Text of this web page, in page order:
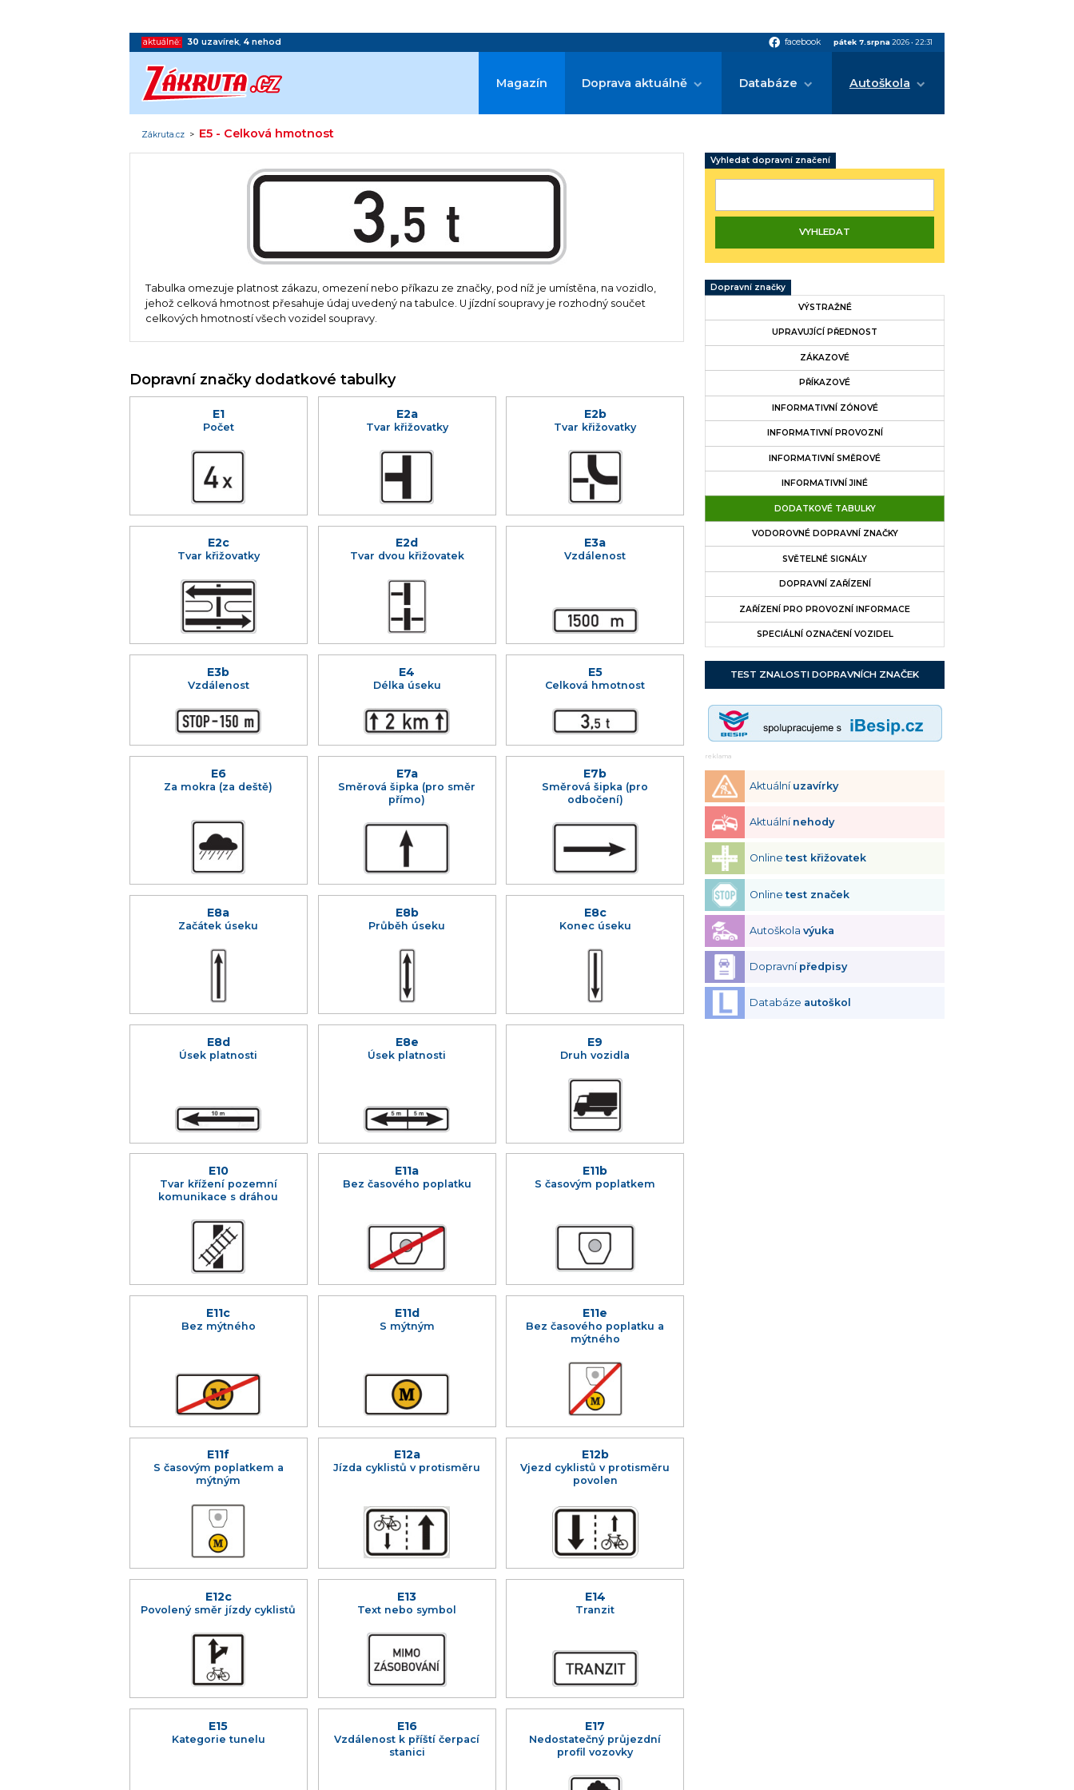
aktuálně: 30 uzavírek, 4 nehod facebook facebook pátek 7.srpna 2026• 22:31
Magazín Doprava aktuálně Databáze Autoškola
Zákruta.cz > E5 - Celková hmotnost
Tabulka omezuje platnost zákazu, omezení nebo příkazu ze značky, pod níž je umístěna, na vozidlo,
jehož celková hmotnost přesahuje údaj uvedený na tabulce. U jízdní soupravy je rozhodný součet
celkových hmotností všech vozidel soupravy.
Dopravní značky dodatkové tabulky
E1
Počet
E2a
Tvar křižovatky
E2b
Tvar křižovatky
E2c
Tvar křižovatky
E2d
Tvar dvou křižovatek
E3a
Vzdálenost
E3b
Vzdálenost
E4
Délka úseku
E5
Celková hmotnost
E6
Za mokra (za deště)
E7a
Směrová šipka (pro směr
přímo)
E7b
Směrová šipka (pro
odbočení)
E8a
Začátek úseku
E8b
Průběh úseku
E8c
Konec úseku
E8d
Úsek platnosti
E8e
Úsek platnosti
E9
Druh vozidla
E10
Tvar křížení pozemní
komunikace s dráhou
E11a
Bez časového poplatku
E11b
S časovým poplatkem
E11c
Bez mýtného
E11d
S mýtným
E11e
Bez časového poplatku a
mýtného
E11f
S časovým poplatkem a
mýtným
E12a
Jízda cyklistů v protisměru
E12b
Vjezd cyklistů v protisměru
povolen
E12c
Povolený směr jízdy cyklistů
E13
Text nebo symbol
E14
Tranzit
E15
Kategorie tunelu
E16
Vzdálenost k příští čerpací
stanici
E17
Nedostatečný průjezdní
profil vozovky
Vyhledat dopravní značení
Dopravní značky
VÝSTRAŽNÉ
UPRAVUJÍCÍ PŘEDNOST
ZÁKAZOVÉ
PŘÍKAZOVÉ
INFORMATIVNÍ ZÓNOVÉ
INFORMATIVNÍ PROVOZNÍ
INFORMATIVNÍ SMĚROVÉ
INFORMATIVNÍ JINÉ
DODATKOVÉ TABULKY
VODOROVNÉ DOPRAVNÍ ZNAČKY
SVĚTELNÉ SIGNÁLY
DOPRAVNÍ ZAŘÍZENÍ
ZAŘÍZENÍ PRO PROVOZNÍ INFORMACE
SPECIÁLNÍ OZNAČENÍ VOZIDEL
TEST ZNALOSTI DOPRAVNÍCH ZNAČEK
reklama
Aktuální uzavírky
Aktuální nehody
Onlinetest křižovatek
Onlinetest značek
Autoškolavýuka
Dopravní předpisy
Databáze autoškol